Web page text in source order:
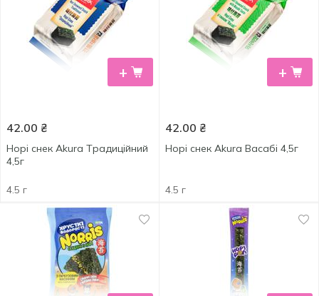
+
42.00 ₴
Норі снек Akura Tрадиційний
4,5г
4.5 г
+
42.00 ₴
Норі снек Akura Васабі 4,5г
4.5 г